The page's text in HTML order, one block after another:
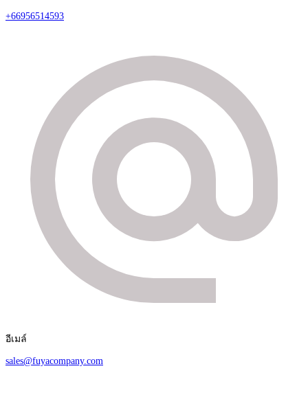
+66956514593
อีเมล์
sales@fuyacompany.com